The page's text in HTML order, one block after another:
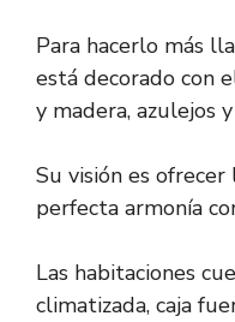
Para hacerlo más
está decorado con
y madera, azulejos
Su visión es
perfecta armonía
Las habitaciones
climatizada, caja